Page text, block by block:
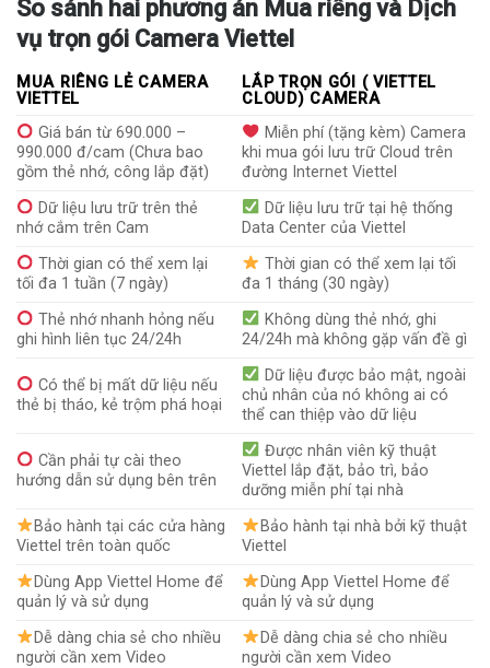
So sánh hai phương án Mua riêng và Dịch
vụ trọn gói Camera Viettel
MUA RIÊNG LẺ CAMERA
VIETTEL
LẮP TRỌN GÓI ( VIETTEL
CLOUD) CAMERA
Giá bán từ 690.000 –
990.000 đ/cam (Chưa bao
gồm thẻ nhớ, công lắp đặt)
Miễn phí (tặng kèm) Camera
khi mua gói lưu trữ Cloud trên
đường Internet Viettel
Dữ liệu lưu trữ trên thẻ
nhớ cắm trên Cam
Dữ liệu lưu trữ tại hệ thống
Data Center của Viettel
Thời gian có thể xem lại
tối đa 1 tuần (7 ngày)
Thời gian có thể xem lại tối
đa 1 tháng (30 ngày)
Thẻ nhớ nhanh hỏng nếu
ghi hình liên tục 24/24h
Không dùng thẻ nhớ, ghi
24/24h mà không gặp vấn đề gì
Có thể bị mất dữ liệu nếu
thẻ bị tháo, kẻ trộm phá hoại
Dữ liệu được bảo mật, ngoài
chủ nhân của nó không ai có
thể can thiệp vào dữ liệu
Cần phải tự cài theo
hướng dẫn sử dụng bên trên
Được nhân viên kỹ thuật
Viettel lắp đặt, bảo trì, bảo
dưỡng miễn phí tại nhà
Bảo hành tại các cửa hàng
Viettel trên toàn quốc
Bảo hành tại nhà bởi kỹ thuật
Viettel
Dùng App Viettel Home để
quản lý và sử dụng
Dùng App Viettel Home để
quản lý và sử dụng
Dễ dàng chia sẻ cho nhiều
người cần xem Video
Dễ dàng chia sẻ cho nhiều
người cần xem Video